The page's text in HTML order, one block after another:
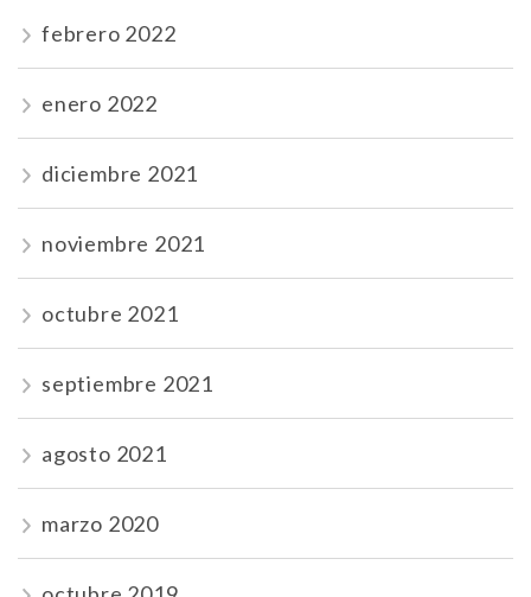
febrero 2022
enero 2022
diciembre 2021
noviembre 2021
octubre 2021
septiembre 2021
agosto 2021
marzo 2020